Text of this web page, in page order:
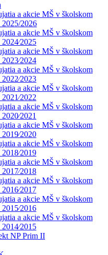
a akcie MŠ v školskom
2025/2026
a akcie MŠ v školskom
a akcie MŠ v školskom
a akcie MŠ v školskom
a akcie MŠ v školskom
a akcie MŠ v školskom
a akcie MŠ v školskom
a akcie MŠ v školskom
a akcie MŠ v školskom
a akcie MŠ v školskom
a akcie MŠ v školskom
a akcie MŠ v školskom
NP Prim II